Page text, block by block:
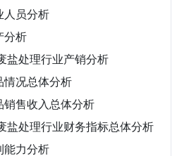
人员分析
分析
盐处理行业产销分析
情况总体分析
销售收入总体分析
盐处理行业财务指标总体分析
能力分析